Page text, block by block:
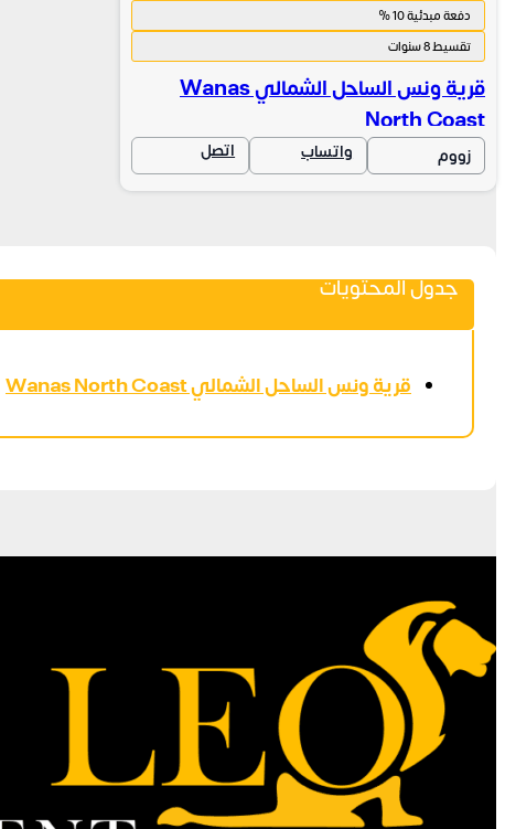
دفعة مبدئية 10 %
تقسيط 8 سنوات
قرية ونس الساحل الشمالي Wanas
North Coast
زووم واتساب اتصل
جدول المحتويات
قرية ونس الساحل الشمالي Wanas North Coast